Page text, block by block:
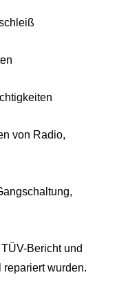
von Radio,
Bericht und
wurden.